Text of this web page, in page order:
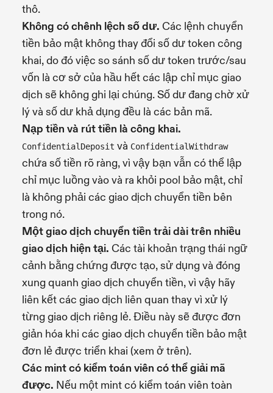
thô.
Không có chênh lệch số dư. Các lệnh chuyển
tiền bảo mật không thay đổi số dư token công
khai, do đó việc so sánh số dư token trước/sau
vốn là cơ sở của hầu hết các lập chỉ mục giao
dịch sẽ không ghi lại chúng. Số dư đang chờ xử
lý và số dư khả dụng đều là các bản mã.
Nạp tiền và rút tiền là công khai.
ConfidentialDeposit và ConfidentialWithdraw
chứa số tiền rõ ràng, vì vậy bạn vẫn có thể lập
chỉ mục luồng vào và ra khỏi pool bảo mật, chỉ
là không phải các giao dịch chuyển tiền bên
trong nó.
Một giao dịch chuyển tiền trải dài trên nhiều
giao dịch hiện tại. Các tài khoản trạng thái ngữ
cảnh bằng chứng được tạo, sử dụng và đóng
xung quanh giao dịch chuyển tiền, vì vậy hãy
liên kết các giao dịch liên quan thay vì xử lý
từng giao dịch riêng lẻ. Điều này sẽ được đơn
giản hóa khi các giao dịch chuyển tiền bảo mật
đơn lẻ được triển khai (xem ở trên).
Các mint có kiểm toán viên có thể giải mã
được. Nếu một mint có kiểm toán viên toàn